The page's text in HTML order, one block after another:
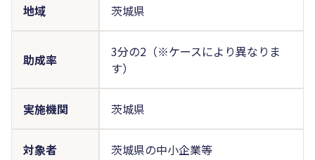
地域 茨城県
助成率
3分の2（※ケースにより異なりま
す）
実施機関 茨城県
対象者 茨城県の中小企業等